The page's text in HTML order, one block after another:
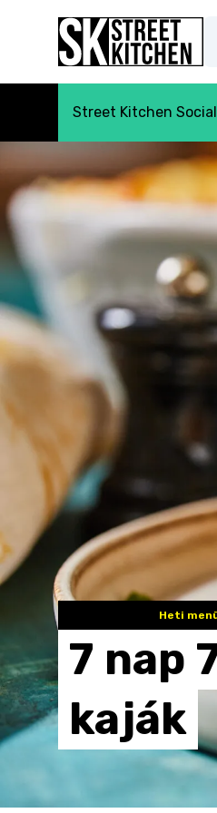
Street Kitchen Social
Heti
7 nap
kaják